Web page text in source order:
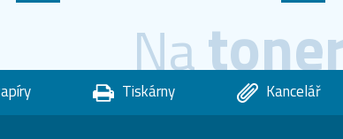
Na
Tiskárny Kancelář